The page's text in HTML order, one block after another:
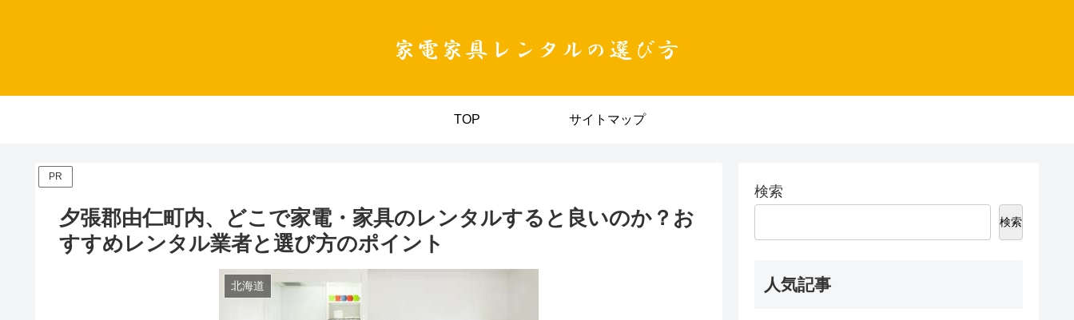
TOP サイトマップ
PR
夕張郡由仁町内、どこで家電・家具のレンタルすると良いのか？お
すすめレンタル業者と選び方のポイント
北海道
検索
検索
人気記事